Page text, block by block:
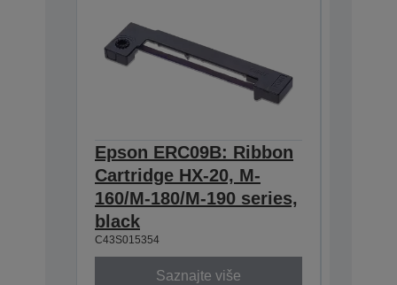
Epson ERC09B: Ribbon
Cartridge HX-20, M-
160/M-180/M-190 series,
black
C43S015354
Saznajte više